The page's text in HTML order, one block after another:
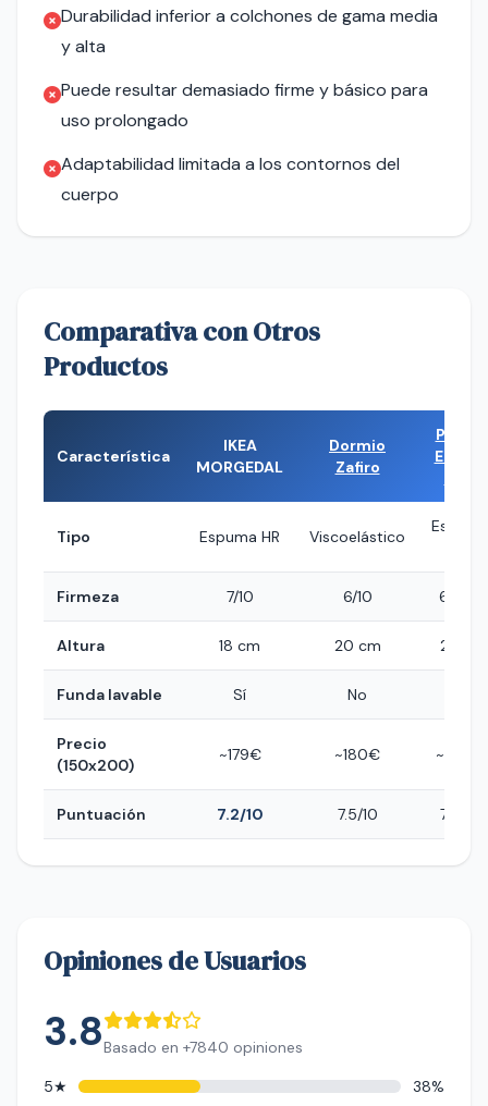
Durabilidad inferior a colchones de gama media
y alta
Puede resultar demasiado firme y básico para
uso prolongado
Adaptabilidad limitada a los contornos del
cuerpo
Comparativa con Otros
Productos
Característica
IKEA
MORGEDAL
Dormio
Zafiro
Pikolin
Ecopik
Tipo Espuma HR Viscoelástico
Espuma
Firmeza 7/10 6/10 6.5/10
Altura 18 cm 20 cm 21 cm
Funda lavable Sí No
Precio
(150x200)
~179€ ~180€ ~320€
Puntuación 7.2/10 7.5/10 7.8/10
Opiniones de Usuarios
3.8Basado en +7840 opiniones
5★
38%